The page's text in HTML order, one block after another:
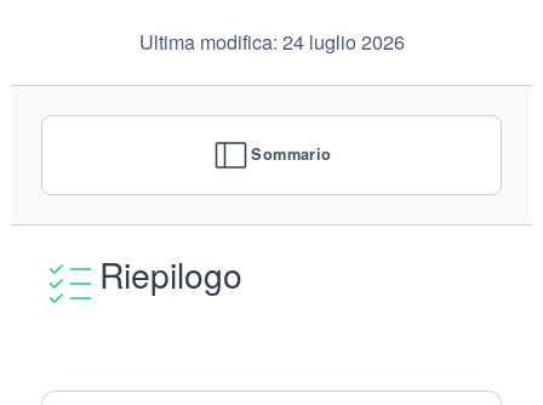
Ultima modifica: 24 luglio 2026
Sommario
Riepilogo